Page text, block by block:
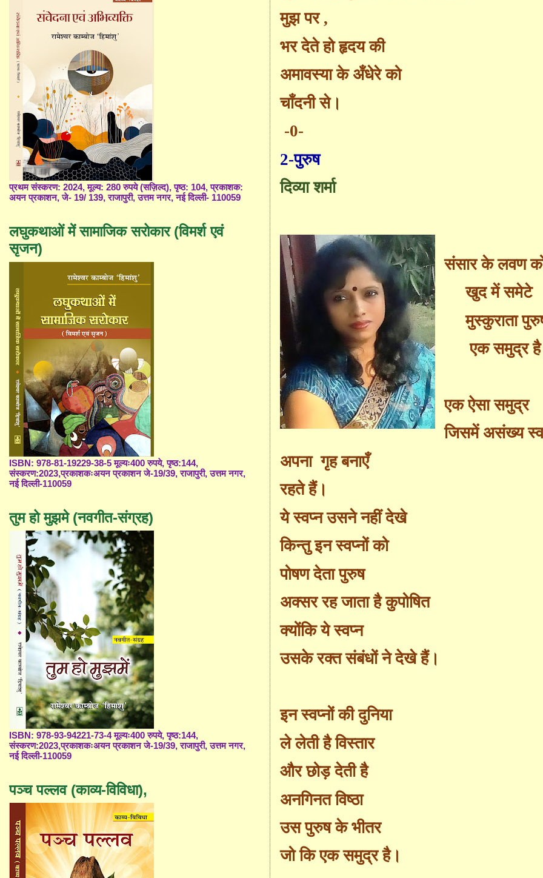
मुझ पर ,
भर देते हो हृदय की
अमावस्या के अँधेरे को
चाँदनी से।
-0-
2-पुरुष
दिव्या शर्मा
संसार के लवण
खुद में समेटे
मुस्कुराता
एक समुद्र
एक ऐसा समुद्र
जिसमें असंख्य
अपना गृह बनाएँ
रहते हैं।
येस्वप्न उसने नहीं देखे
किन्तु इन स्वप्नों को
पोषण देता पुरुष
अक्सर रह जाता है कुपोषित
क्योंकियेस्वप्न
उसके रक्त संबंधों ने देखे हैं।
इन स्वप्नों की दुनिया
ले लेती है विस्तार
और छोड़ देती है
अनगिनत विष्ठा
उस पुरुष के भीतर
जो कि एक समुद्र है।
प्रथम संस्करण: 2024, मूल्य: 280 रुपये (सज़िल्द), पृष्ठ: 104, प्रकाशक:
अयन प्रकाशन, जे- 19/ 139, राजापुरी, उत्तम नगर, नई दिल्ली- 110059
लघुकथाओं में सामाजिक सरोकार (विमर्श एवं
सृजन)
ISBN: 978-81-19229-38-5 मूल्यः400 रुपये, पृष्ठ:144,
संस्करण:2023,प्रकाशकःअयन प्रकाशन जे-19/39, राजापुरी, उत्तम नगर,
नई दिल्ली-110059
तुम हो मुझमे (नवगीत-संग्रह)
ISBN: 978-93-94221-73-4 मूल्यः400 रुपये, पृष्ठ:144,
संस्करण:2023,प्रकाशकःअयन प्रकाशन जे-19/39, राजापुरी, उत्तम नगर,
नई दिल्ली-110059
पञ्च पल्लव (काव्य-विविधा),